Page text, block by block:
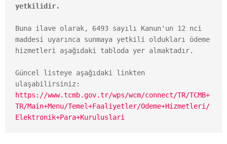
yetkilidir.
Buna ilave olarak, 6493 sayılı Kanun'un 12 nci
maddesi uyarınca sunmaya yetkili oldukları ödeme
hizmetleri aşağıdaki tabloda yer almaktadır.
Güncel listeye aşağıdaki linkten
https://www.tcmb.gov.tr/wps/wcm/connect/TR/TCMB+
TR/Main+Menu/Temel+Faaliyetler/Odeme+Hizmetleri/
Elektronik+Para+Kuruluslari